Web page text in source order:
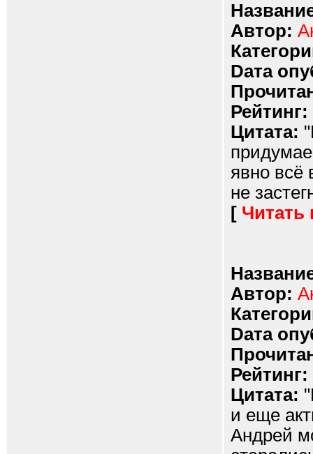
Автор:
Dата
Рейтинг:
Цитата:
явно всё
не
[ Читать
Автор:
Dата
Рейтинг:
Цитата:
и еще
Андрей